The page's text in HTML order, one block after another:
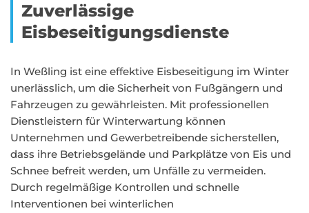
Zuverlässige
Eisbeseitigungsdienste
In Weßling ist eine effektive Eisbeseitigung im Winter
unerlässlich, um die Sicherheit von Fußgängern und
Fahrzeugen zu gewährleisten. Mit professionellen
Dienstleistern für Winterwartung können
Unternehmen und Gewerbetreibende sicherstellen,
dass ihre Betriebsgelände und Parkplätze von Eis und
Schnee befreit werden, um Unfälle zu vermeiden.
Durch regelmäßige Kontrollen und schnelle
Interventionen bei winterlichen